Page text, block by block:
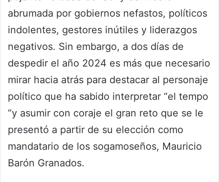
abrumada por gobiernos nefastos, políticos
indolentes, gestores inútiles y liderazgos
negativos. Sin embargo, a dos días de
despedir el año 2024 es más que necesario
mirar hacia atrás para destacar al personaje
político que ha sabido interpretar “el tempo
“y asumir con coraje el gran reto que se le
presentó a partir de su elección como
mandatario de los sogamoseños, Mauricio
Barón Granados.